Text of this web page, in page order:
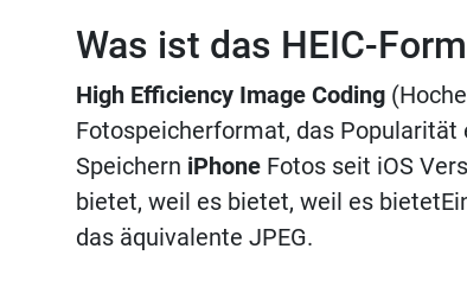
Was ist das HEIC-
High Efficiency Image Coding
Fotospeicherformat, das Popularität
Speichern iPhoneFotos seit iOS
bietet, weil es bietet, weil es
das äquivalente JPEG.